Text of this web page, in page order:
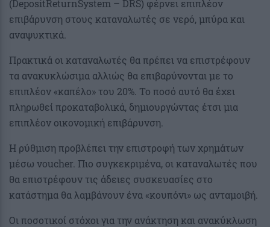
(DepositReturnSystem – DRS) φέρνει επιπλέον
επιβάρυνση στους καταναλωτές σε νερό, μπύρα και
αναψυκτικά.
Πρακτικά οι καταναλωτές θα πρέπει να επιστρέφουν
τα ανακυκλώσιμα αλλιώς θα επιβαρύνονται με το
επιπλέον «καπέλο» του 20%. Το ποσό αυτό θα έχει
πληρωθεί προκαταβολικά, δημιουργώντας έτσι μια
επιπλέον οικονομική επιβάρυνση.
Η ρύθμιση προβλέπει την επιστροφή των χρημάτων
μέσω voucher. Πιο συγκεκριμένα, οι καταναλωτές που
θα επιστρέφουν τις άδειες συσκευασίες στο
κατάστημα θα λαμβάνουν ένα «κουπόνι» ως ανταμοιβή.
Οι ποσοτικοί στόχοι για την ανάκτηση και ανακύκλωση